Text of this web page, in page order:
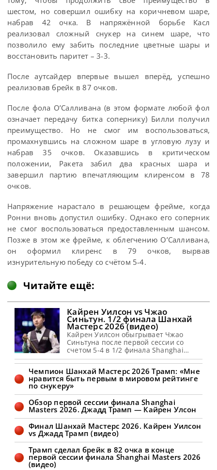
шестом, но совершил ошибку на коричневом шаре,
набрав 42 очка. В напряжённой борьбе Касл
реализовал сложный снукер на синем шаре, что
позволило ему забить последние цветные шары и
восстановить паритет – 3-3.
После аутсайдер впервые вышел вперёд, успешно
реализовав брейк в 87 очков.
После фола О’Салливана (в этом формате любой фол
означает передачу битка сопернику) Билли получил
преимущество. Но не смог им воспользоваться,
промахнувшись на сложном шаре в угловую лузу и
набрав 35 очков. Оказавшись в критическом
положении, Ракета забил два красных шара и
завершил партию впечатляющим клиренсом в 78
очков.
Напряжение нарастало в решающем фрейме, когда
Ронни вновь допустил ошибку. Однако его соперник
не смог воспользоваться предоставленным шансом.
Позже в этом же фрейме, к облегчению О’Салливана,
он оформил клиренс в 79 очков, вырвав
изнурительную победу со счётом 5-4.
Читайте ещё:
Кайрен Уилсон vs Чжао
Синьтун. 1/2 финала Шанхай
Мастерс 2026 (видео)
Кайрен Уилсон обыгрывает Чжао
Синьтуна после первой сессии со
счетом 5-4 в 1/2 финала Shanghai
Masters 2026, сообщает WST Кайрен
Уилсон выиграл финальный фрейм и
завершил первую сессию матча
против Чжао Синьтуна в 1/2 финала
Шанхай Мастерс 2026. Чжао открыл
счет 1-0 с брейком в 84 очка. Серии в
60 и 66 очков позволили Кайрену
Чемпион Шанхай Мастерс 2026 Трамп: «Мне
нравится быть первым в мировом рейтинге
по снукеру»
Обзор первой сессии финала Shanghai
Masters 2026. Джадд Трамп — Кайрен Улсон
Финал Шанхай Мастерс 2026. Кайрен Уилсон
vs Джадд Трамп (видео)
Трамп сделал брейк в 82 очка в конце
первой сессии финала Shanghai Masters 2026
(видео)